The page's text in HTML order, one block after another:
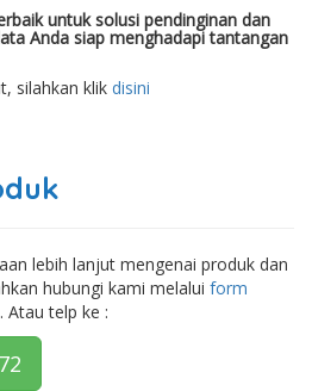
untuk solusi pendinginan dan
Anda siap menghadapi tantangan
silahkan klik disini
lebih lanjut mengenai produk dan
hubungi kami melalui form
. Atau telp ke :